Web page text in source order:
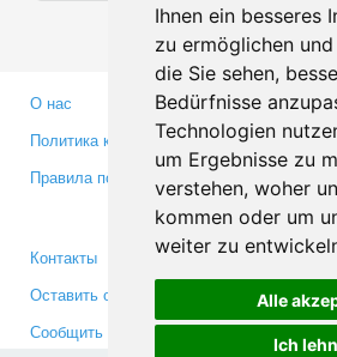
Ihnen ein besseres
zu ermöglichen
die Sie sehen,
Bedürfnisse
Technologien
um Ergebnisse zu
verstehen, woher
kommen oder um
weiter zu
Alle
Ich
О нас
Политика конфиденциальности
Правила пользования
Медиа
Контакты
Оставить отзыв
Сообщить об ошибке